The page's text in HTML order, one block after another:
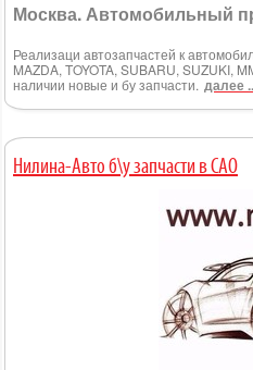
Москва.
Реализаци автозапчастей к
MAZDA, TOYOTA, SUBARU, SUZUKI,
наличии новые и бу запчасти. далее
Нилина-Авто б\у запчасти в САО